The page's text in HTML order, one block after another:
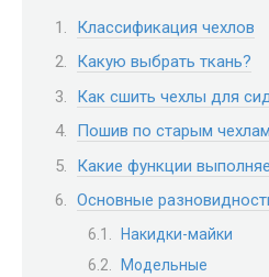
Классификация чехлов
Какую выбрать ткань?
Как сшить чехлы для
Пошив по старым чехлам
Какие функции
Основные
Накидки-майки
Модельные